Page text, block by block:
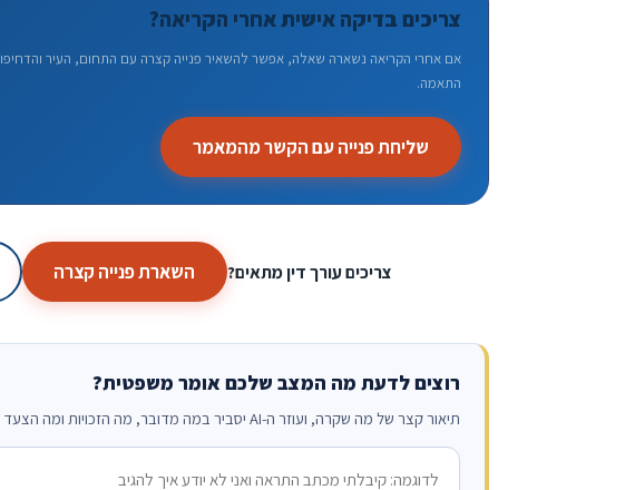
צריכים בדיקה אישית אחרי הקריאה?
אם אחרי הקריאה נשארה שאלה, אפשר להשאיר פנייה קצרה עם התחום, העיר
התאמה.
שליחת פנייה עם הקשר מהמאמר
צריכים עורך דין מתאים? השארת פנייה קצרה
רוצים לדעת מה המצב שלכם אומר משפטית?
תיאור קצר של מה שקרה, ועוזר ה-AI יסביר במה מדובר, מה הזכויות ומה הצעד הבא. בלי הרשמה, והפנייה לא נשמרת.
מה קרה?